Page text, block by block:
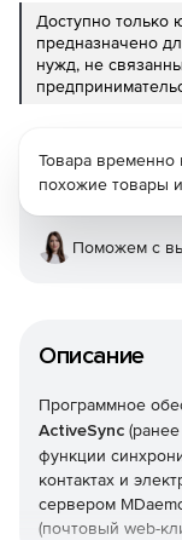
Доступно
предназначено
нужд, не
Описание
Программное
ActiveSync
функции
контактах и
сервером
(почтовый web-
Товара
похожие товары
Поможем с